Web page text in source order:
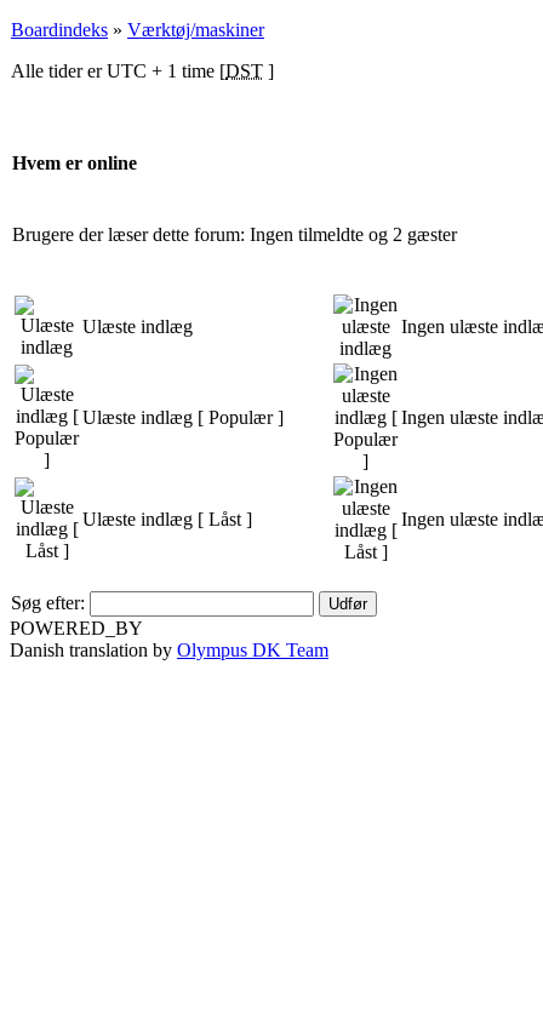
Boardindeks » Værktøj/maskiner
Alle tider er UTC + 1 time [DST ]
Hvem er online
Brugere der læser dette forum: Ingen tilmeldte og 2 gæster
Ulæste indlæg Ingen ulæste
Ulæste indlæg [ Populær ] Ingen ulæste
Ulæste indlæg [ Låst ] Ingen ulæste
Søg efter:
POWERED_BY
Danish translation by Olympus DK Team